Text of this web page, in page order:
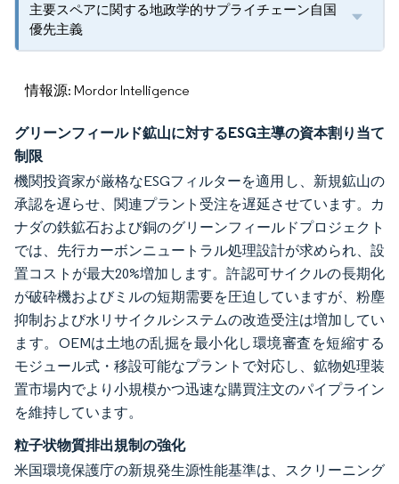
主要スペアに関する地政学的サプライチェーン自国
優先主義
情報源: Mordor Intelligence
グリーンフィールド鉱山に対するESG主導の資本割り当て
制限
機関投資家が厳格なESGフィルターを適用し、新規鉱山の
承認を遅らせ、関連プラント受注を遅延させています。カ
ナダの鉄鉱石および銅のグリーンフィールドプロジェクト
では、先行カーボンニュートラル処理設計が求められ、設
置コストが最大20%増加します。許認可サイクルの長期化
が破砕機およびミルの短期需要を圧迫していますが、粉塵
抑制および水リサイクルシステムの改造受注は増加してい
ます。OEMは土地の乱掘を最小化し環境審査を短縮する
モジュール式・移設可能なプラントで対応し、鉱物処理装
置市場内でより小規模かつ迅速な購買注文のパイプライン
を維持しています。
粒子状物質排出規制の強化
米国環境保護庁の新規発生源性能基準は、スクリーニング